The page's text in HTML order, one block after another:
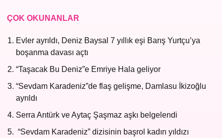
ÇOK OKUNANLAR
Evler ayrıldı, Deniz Baysal 7 yıllık eşi Barış Yurtçu’ya
boşanma davası açtı
“Taşacak Bu Deniz”e Emriye Hala geliyor
“Sevdam Karadeniz”de flaş gelişme, Damlasu İkizoğlu
ayrıldı
Serra Arıtürk ve Aytaç Şaşmaz aşkı belgelendi
“Sevdam Karadeniz” dizisinin başrol kadın yıldızı